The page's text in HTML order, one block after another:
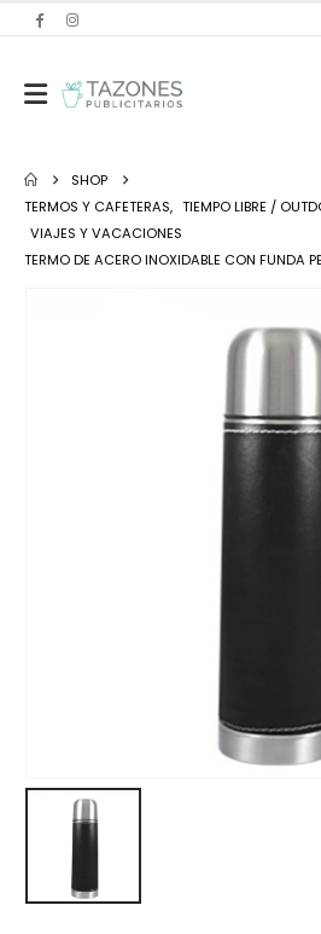
SHOP
TERMOS Y CAFETERAS, TIEMPO LIBRE /
VIAJES Y VACACIONES
TERMO DE ACERO INOXIDABLE CON FUNDA